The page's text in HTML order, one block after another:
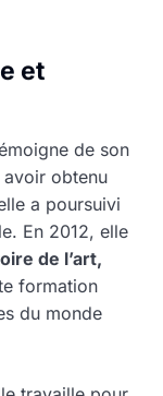
et
de son
obtenu
a poursuivi
En 2012, elle
de l’art,
formation
du monde